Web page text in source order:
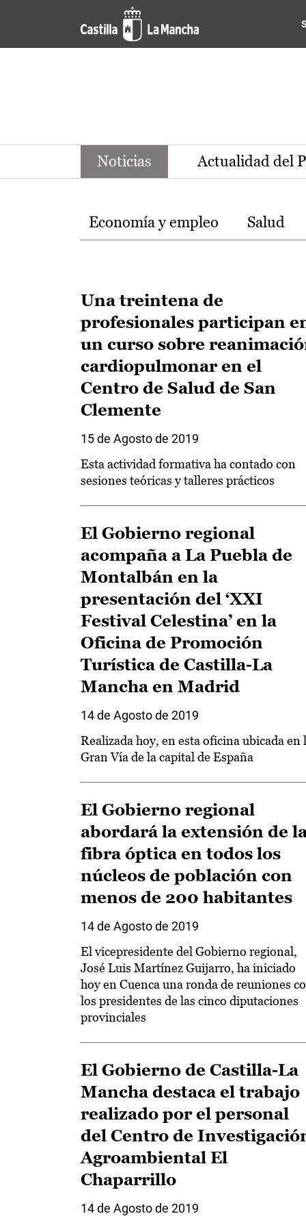
Pasar al contenido principal
Noticias de la región de
Noticias Actualidad del
Temas
Economía y empleo Salud
Una treintena de
profesionales participan
un curso sobre
cardiopulmonar en el
Centro de Salud de San
Clemente
15 de Agosto de 2019
Esta actividad formativa ha contado con
sesiones teóricas y talleres prácticos
El Gobierno regional
acompaña a La Puebla de
Montalbán en la
presentación del ‘XXI
Festival Celestina’ en la
Oficina de Promoción
Turística de Castilla-La
Mancha en Madrid
14 de Agosto de 2019
Realizada hoy, en esta oficina ubicada en
Gran Vía de la capital de España
El Gobierno regional
abordará la extensión de
fibra óptica en todos los
núcleos de población con
menos de 200 habitantes
14 de Agosto de 2019
El vicepresidente del Gobierno regional,
José Luis Martínez Guijarro, ha iniciado
hoy en Cuenca una ronda de reuniones
los presidentes de las cinco diputaciones
provinciales
El Gobierno de Castilla-La
Mancha destaca el trabajo
realizado por el personal
del Centro de
Agroambiental El
Chaparrillo
14 de Agosto de 2019